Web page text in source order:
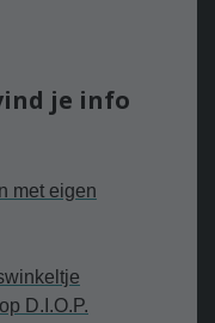
je info
met eigen
D.I.O.P.